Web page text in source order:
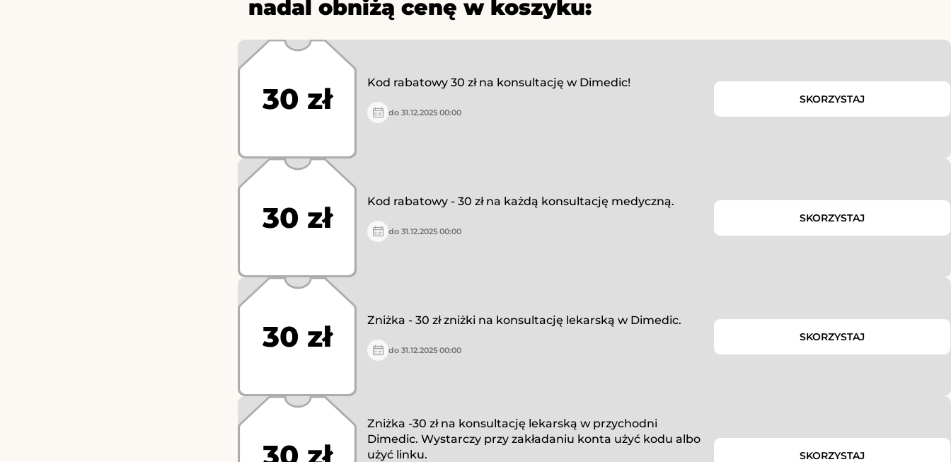
nadal obniżą cenę w koszyku:
30 zł Kod rabatowy 30 zł na konsultację w Dimedic!
do 31.12.2025 00:00
SKORZYSTAJ
30 zł Kod rabatowy - 30 zł na każdą konsultację medyczną.
do 31.12.2025 00:00
SKORZYSTAJ
30 zł Zniżka - 30 zł zniżki na konsultację lekarską w Dimedic.
do 31.12.2025 00:00
SKORZYSTAJ
Zniżka -30 zł na konsultację lekarską w przychodni
Dimedic. Wystarczy przy zakładaniu konta użyć kodu albo
użyć linku.
SKORZYSTAJ